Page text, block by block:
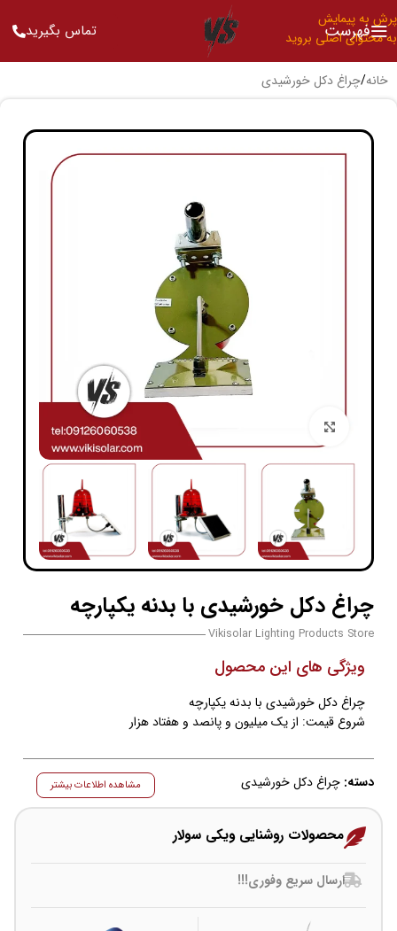
پرش به پیمایش
به محتوای اصلی بروید
فهرست تماس بگیرید
خانه/چراغ دکل خورشیدی
چراغ دکل خورشیدی با بدنه یکپارچه
Vikisolar Lighting Products Store
ویژگی های این محصول
چراغ دکل خورشیدی با بدنه یکپارچه
شروع قیمت: از یک میلیون و پانصد و هفتاد هزار
دسته: چراغ دکل خورشیدی مشاهده اطلاعات بیشتر
محصولات روشنایی ویکی سولار
ارسال سریع وفوری!!!